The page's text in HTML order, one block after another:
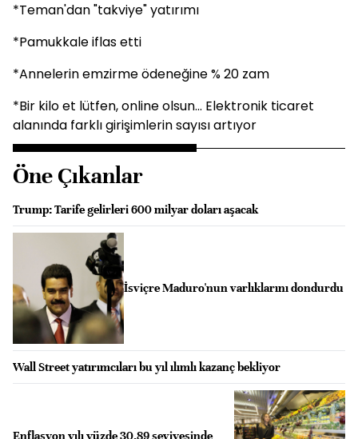
*Teman'dan "takviye" yatırımı
*Pamukkale iflas etti
*Annelerin emzirme ödeneğine % 20 zam
*Bir kilo et lütfen, online olsun... Elektronik ticaret
alanında farklı girişimlerin sayısı artıyor
Öne Çıkanlar
Trump: Tarife gelirleri 600 milyar doları aşacak
İsviçre Maduro'nun varlıklarını dondurdu
Wall Street yatırımcıları bu yıl ılımlı kazanç bekliyor
Enflasyon yılı yüzde 30,89 seviyesinde